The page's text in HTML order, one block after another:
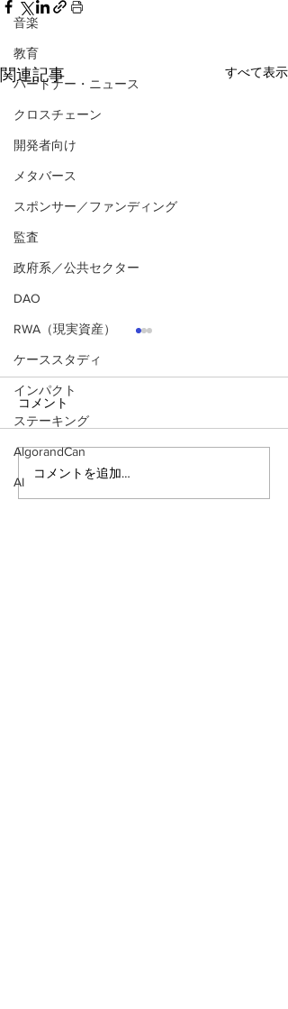
音楽
教育
パートナー・ニュース
クロスチェーン
開発者向け
メタバース
スポンサー／ファンディング
監査
政府系／公共セクター
DAO
RWA（現実資産）
ケーススタディ
インパクト
ステーキング
AlgorandCan
AI
関連記事 すべて表示
【2025年5月アルゴ・イ
ンサイト・レポート】ス
コメント
コメントを追加…